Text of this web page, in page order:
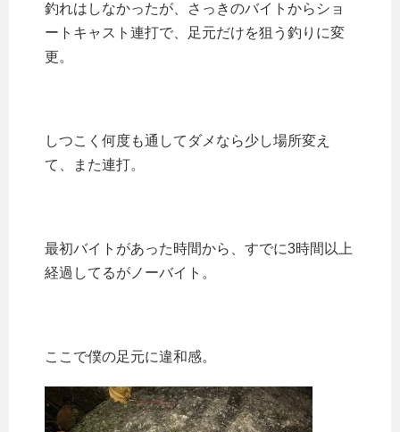
釣れはしなかったが、さっきのバイトからショ
ートキャスト連打で、足元だけを狙う釣りに変
更。
しつこく何度も通してダメなら少し場所変え
て、また連打。
最初バイトがあった時間から、すでに3時間以上
経過してるがノーバイト。
ここで僕の足元に違和感。